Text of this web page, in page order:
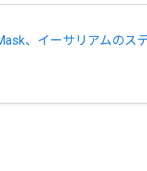
、イーサリアムのス